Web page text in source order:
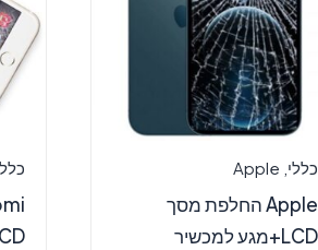
כללי Apple
Apple החלפת מסך
LCD+מגע למכשיר